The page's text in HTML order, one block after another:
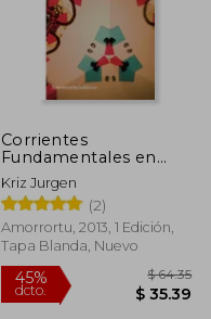
Corrientes
Fundamentales en
Psicoterapia
Kriz Jurgen
(2)
Amorrortu, 2013, 1 Edición,
Tapa Blanda, Nuevo